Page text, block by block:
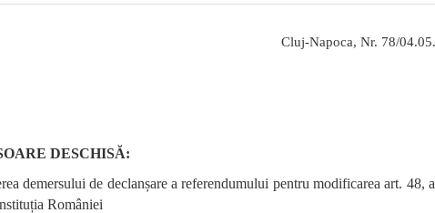
Cluj-Napoca, Nr. 78/
DESCHISĂ:
demersului de declanșare a referendumului pentru modificarea art. 48,
României